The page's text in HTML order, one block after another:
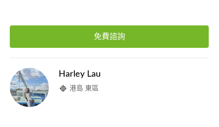
免費諮詢
Harley Lau
港島 東區